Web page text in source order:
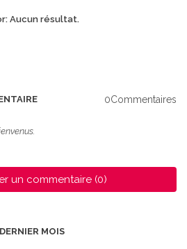
Aucun résultat.
0Commentaires
un commentaire (0)
MOIS